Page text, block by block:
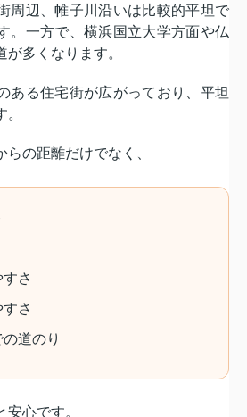
周辺、帷子川沿いは比較的平坦で
。一方で、横浜国立大学方面や仏
多くなります。
ある住宅街が広がっており、平坦
の距離だけでなく、
さ
さ
道のり
心です。